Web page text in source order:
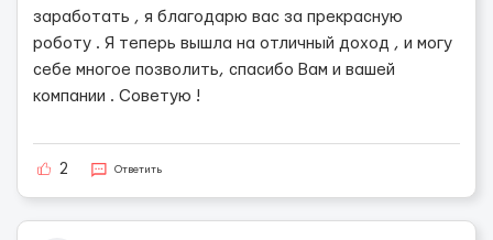
заработать , я благодарю вас за прекрасную
роботу . Я теперь вышла на отличный доход , и могу
себе многое позволить, спасибо Вам и вашей
компании . Советую !
2 Ответить